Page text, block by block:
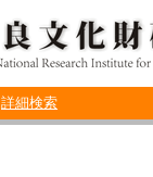
詳細検索